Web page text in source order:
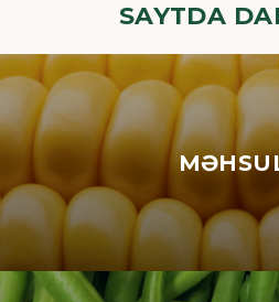
SAYTDA